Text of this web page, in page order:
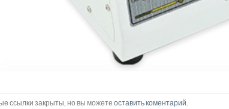
ссылки закрыты, но вы можете оставить коментарий